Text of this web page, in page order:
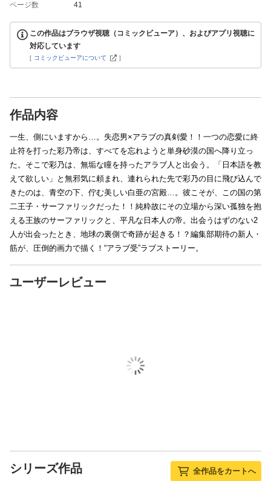
ページ数 41
この作品はブラウザ視聴（コミックビューア）、およびアプリ視聴に
対応しています
[ コミックビューアについて ]
作品内容
一生、側にいますから…。失恋男×アラブの真剣愛！！一つの恋愛に終
止符を打った彩乃帝は、すべてを忘れようと単身砂漠の国へ降り立っ
た。そこで彩乃は、無垢な瞳を持ったアラブ人と出会う。「日本語を教
えて欲しい」と無邪気に頼まれ、連れられた先で彩乃の目に飛び込んで
きたのは、青空の下、佇む美しい白亜の宮殿…。彼こそが、この国の第
二王子・サーファリックだった！！純粋故にその立場から深い孤独を抱
える王族のサーファリックと、平凡な日本人の帝。出会うはずのない2
人が出会ったとき、地球の裏側で奇跡が起きる！？編集部期待の新人・
筋が、圧倒的画力で描く！“アラブ受”ラブストーリー。
ユーザーレビュー
シリーズ作品 全作品をカートへ